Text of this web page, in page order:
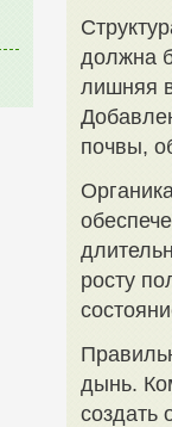
должна
лишняя
почвы,
росту
дынь.
создать